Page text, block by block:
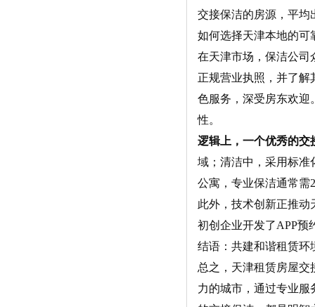
交接保洁的房源，平均
如何选择天津本地的可
在天津市场，保洁公司
正规营业执照，并了解
色服务，深受房东欢迎
性。
逻辑上，一个优秀的交
域；清洁中，采用标准
公寓，专业保洁通常需
此外， 技术创新正推动
初创企业开发了APP预
结语：共建和谐租赁环
总之，天津租赁房屋
力的城市，通过专业